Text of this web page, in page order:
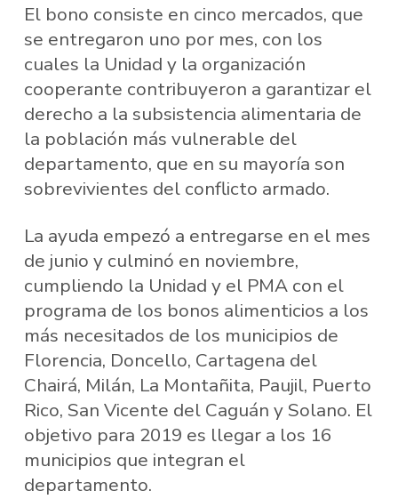
El bono consiste en cinco mercados, que
se entregaron uno por mes, con los
cuales la Unidad y la organización
cooperante contribuyeron a garantizar el
derecho a la subsistencia alimentaria de
la población más vulnerable del
departamento, que en su mayoría son
sobrevivientes del conflicto armado.
La ayuda empezó a entregarse en el mes
de junio y culminó en noviembre,
cumpliendo la Unidad y el PMA con el
programa de los bonos alimenticios a los
más necesitados de los municipios de
Florencia, Doncello, Cartagena del
Chairá, Milán, La Montañita, Paujil, Puerto
Rico, San Vicente del Caguán y Solano. El
objetivo para 2019 es llegar a los 16
municipios que integran el
departamento.